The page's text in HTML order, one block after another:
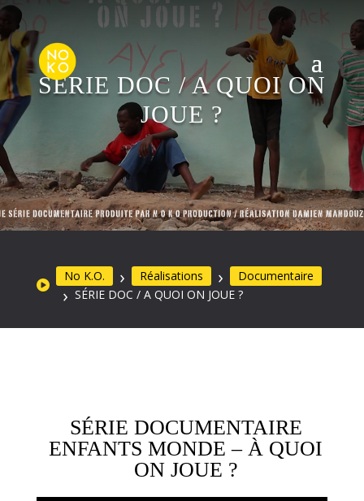
SÉRIE DOC / A QUOI ON
JOUE ?
No K.O. Réalisations
Documentaire
SÉRIE DOC / A QUOI ON JOUE ?
SÉRIE DOCUMENTAIRE
ENFANTS MONDE – À QUOI
ON JOUE ?